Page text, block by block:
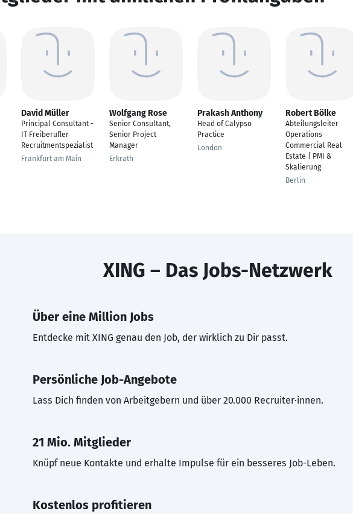
David Müller
Principal Consultant -
IT Freiberufler
Recruitmentspezialist
Frankfurt am Main
Wolfgang Rose
Senior Consultant,
Senior Project
Manager
Erkrath
Prakash Anthony
Head of Calypso
Practice
London
Robert Bölke
Abteilungsleiter
Operations
Commercial Real
Estate | PMI &
Skalierung
Berlin
XING – Das Jobs-Netzwerk
Über eine Million Jobs
Entdecke mit XING genau den Job, der wirklich zu Dir passt.
Persönliche Job-Angebote
Lass Dich finden von Arbeitgebern und über 20.000 Recruiter·innen.
21 Mio. Mitglieder
Knüpf neue Kontakte und erhalte Impulse für ein besseres Job-Leben.
Kostenlos profitieren